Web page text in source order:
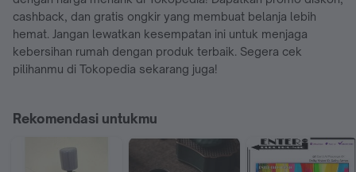
cashback, dan gratis ongkir yang membuat belanja lebih
hemat. Jangan lewatkan kesempatan ini untuk menjaga
kebersihan rumah dengan produk terbaik. Segera cek
pilihanmu di Tokopedia sekarang juga!
Rekomendasi untukmu